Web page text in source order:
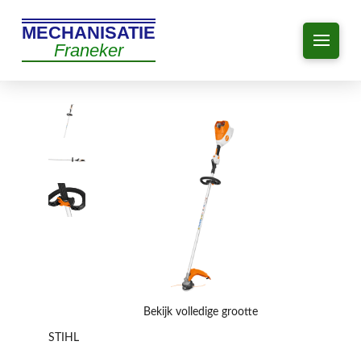
MECHANISATIE
Franeker
Bekijk volledige grootte
STIHL